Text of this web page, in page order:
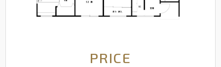
PRICE